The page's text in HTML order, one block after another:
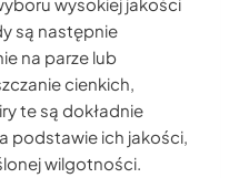
są następnie
na parze lub
cienkich,
te są dokładnie
podstawie ich jakości,
wilgotności.